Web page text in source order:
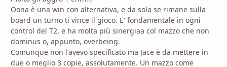
Oona è una win con alternativa, e da sola se rimane sulla
board un turno ti vince il gioco. E' fondamentale in ogni
control del T2, e ha molta più sinergiaa col mazzo che non
dominus o, appunto, overbeing.
Comunque non l'avevo specificato ma Jace è da mettere in
due o meglio 3 copie, assolutamente. Un mazzo come